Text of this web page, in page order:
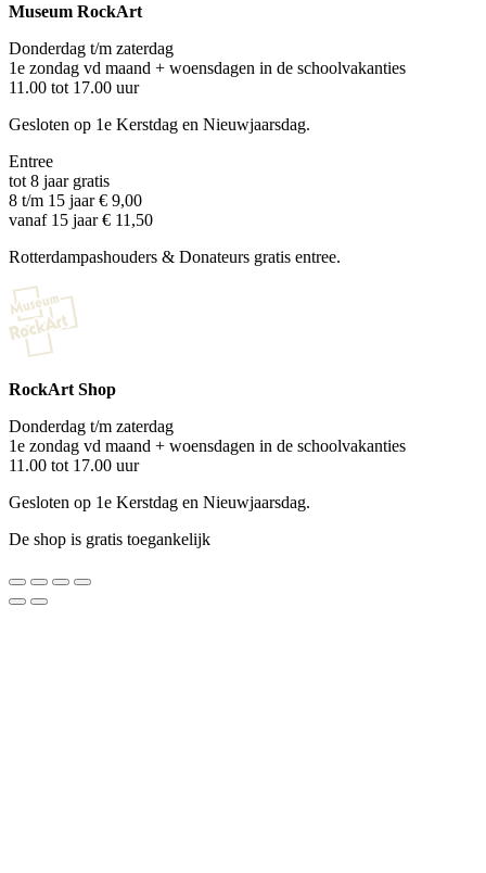
Museum RockArt
Donderdag t/m zaterdag
1e zondag vd maand + woensdagen in de schoolvakanties
11.00 tot 17.00 uur
Gesloten op 1e Kerstdag en Nieuwjaarsdag.
Entree
tot 8 jaar gratis
8 t/m 15 jaar € 9,00
vanaf 15 jaar € 11,50
Rotterdampashouders & Donateurs gratis entree.
RockArt Shop
Donderdag t/m zaterdag
1e zondag vd maand + woensdagen in de schoolvakanties
11.00 tot 17.00 uur
Gesloten op 1e Kerstdag en Nieuwjaarsdag.
De shop is gratis toegankelijk